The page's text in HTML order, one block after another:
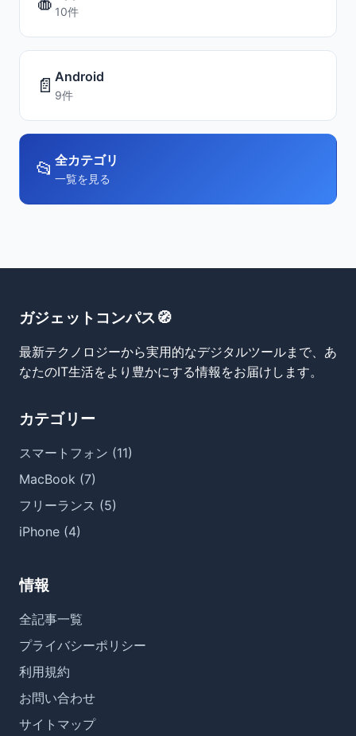
10件
📄 Android
9件
📂 全カテゴリ
一覧を見る
ガジェットコンパス🧭
最新テクノロジーから実用的なデジタルツールまで、あ
なたのIT生活をより豊かにする情報をお届けします。
カテゴリー
スマートフォン (11)
MacBook (7)
フリーランス (5)
iPhone (4)
情報
全記事一覧
プライバシーポリシー
利用規約
お問い合わせ
サイトマップ